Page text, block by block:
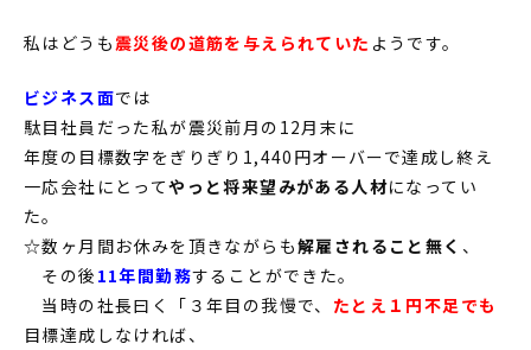
私はどうも 震災後の道筋を与えられていた ようです。
ビジネス面では
駄目社員だった私が震災前月の12月末に
年度の目標数字をぎりぎり1,440円オーバーで達成し終え
一応会社にとってやっと将来望みがある人材になってい
た。
☆数ヶ月間お休みを頂きながらも解雇されること無く 、
その後 11年間勤務することができた。
当時の社長曰く「３年目の我慢で、 たとえ１円不足でも
目標達成しなければ、